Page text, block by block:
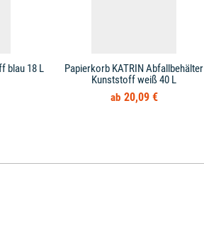
blau 18 L
Papierkorb KATRIN Abfallbehälter
Kunststoff weiß 40 L
20,09 €